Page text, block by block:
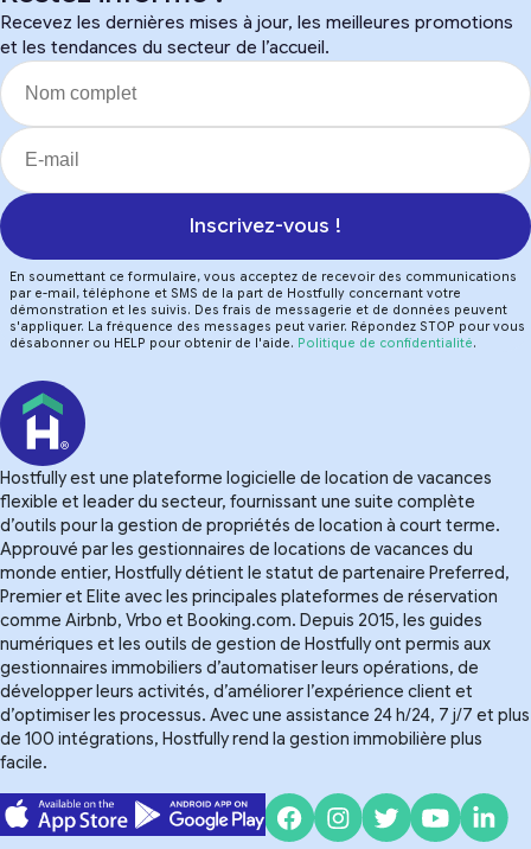
Recevez les dernières mises à jour, les meilleures promotions
et les tendances du secteur de l’accueil.
Inscrivez-vous !
En soumettant ce formulaire, vous acceptez de recevoir des communications
par e-mail, téléphone et SMS de la part de Hostfully concernant votre
démonstration et les suivis. Des frais de messagerie et de données peuvent
s'appliquer. La fréquence des messages peut varier. Répondez STOP pour vous
désabonner ou HELP pour obtenir de l'aide. Politique de confidentialité.
Hostfully est une plateforme logicielle de location de vacances
flexible et leader du secteur, fournissant une suite complète
d’outils pour la gestion de propriétés de location à court terme.
Approuvé par les gestionnaires de locations de vacances du
monde entier, Hostfully détient le statut de partenaire Preferred,
Premier et Elite avec les principales plateformes de réservation
comme Airbnb, Vrbo et Booking.com. Depuis 2015, les guides
numériques et les outils de gestion de Hostfully ont permis aux
gestionnaires immobiliers d’automatiser leurs opérations, de
développer leurs activités, d’améliorer l’expérience client et
d’optimiser les processus. Avec une assistance 24 h/24, 7 j/7 et plus
de 100 intégrations, Hostfully rend la gestion immobilière plus
facile.